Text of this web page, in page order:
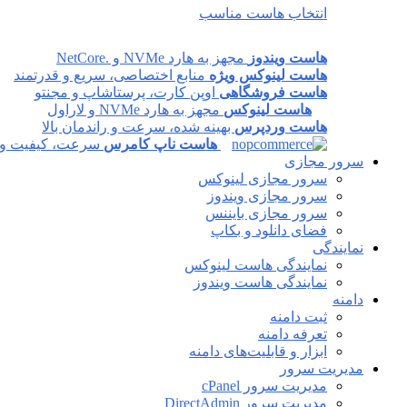
انتخاب هاست مناسب
هاست ویندوز مجهز به هارد NVMe و .NetCore
هاست لینوکس ویژه منابع اختصاصی، سریع و قدرتمند
هاست فروشگاهی اوپن کارت، پرستاشاپ و مجنتو
هاست لینوکس مجهز به هارد NVMe و لاراول
هاست وردپرس بهینه شده، سرعت و راندمان بالا
هاست ناپ کامرس سرعت، کیفیت و
سرور مجازی
سرور مجازی لینوکس
سرور مجازی ویندوز
سرور مجازی بایننس
فضای دانلود و بکاپ
نمایندگی
نمایندگی هاست لینوکس
نمایندگی هاست ویندوز
دامنه
ثبت دامنه
تعرفه دامنه
ابزار و قابلیت‌های دامنه
مدیریت سرور
مدیریت سرور cPanel
مدیریت سرور DirectAdmin